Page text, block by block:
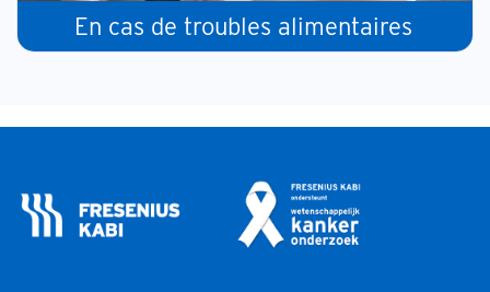
En cas de troubles alimentaires